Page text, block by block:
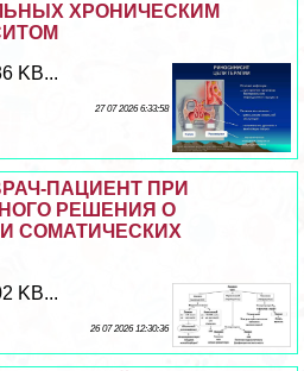
ХРОНИЧЕСКИМ
KB...
27 07 2026 6:33:58
ПАЦИЕНТ ПРИ
РЕШЕНИЯ О
СОМАТИЧЕСКИХ
KB...
26 07 2026 12:30:36